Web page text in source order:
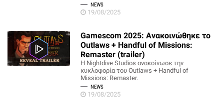
NEWS
19/08/2025
Gamescom 2025: Ανακοινώθηκε το
Outlaws + Handful of Missions:
Remaster (trailer)
Η Nightdive Studios ανακοίνωσε την
κυκλοφορία του Outlaws + Handful of
Missions: Remaster.
NEWS
19/08/2025